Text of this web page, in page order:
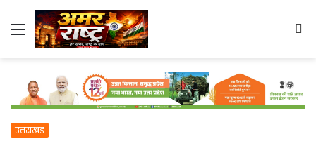
Menu
उत्तराखंड